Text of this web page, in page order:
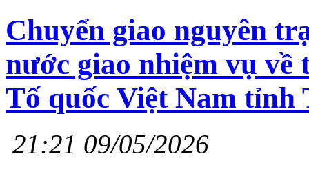
Chuyển giao nguyên
nước giao nhiệm vụ
Tố quốc Việt Nam tỉnh
21:21 09/05/2026